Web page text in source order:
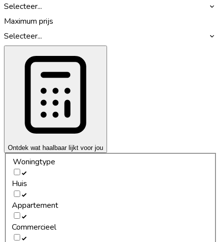
Selecteer...
Maximum prijs
Selecteer...
Ontdek wat haalbaar lijkt voor jou
Woningtype
Huis
Appartement
Commercieel